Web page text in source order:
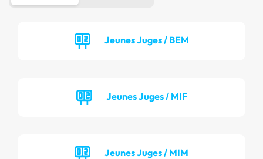
Jeunes Juges / BEM
Jeunes Juges / MIF
Jeunes Juges / MIM